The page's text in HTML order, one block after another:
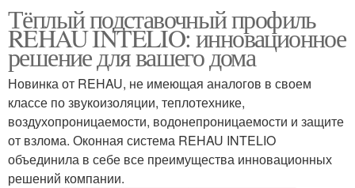
Тёплый подставочный профиль
REHAU INTELIO: инновационное
решение для вашего дома
Новинка от REHAU, не имеющая аналогов в своем
классе по звукоизоляции, теплотехнике,
воздухопроницаемости, водонепроницаемости и защите
от взлома. Оконная система REHAU INTELIO
объединила в себе все преимущества инновационных
решений компании.